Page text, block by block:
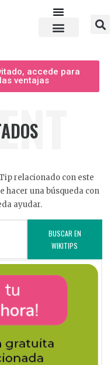
accede para
ventajas
relacionado con este
hacer una búsqueda con
ayudar.
BUSCAR EN
WIKITIPS